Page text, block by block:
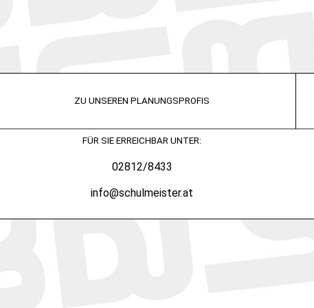
ZU UNSEREN PLANUNGSPROFIS
FÜR SIE ERREICHBAR UNTER:
02812/8433
info@schulmeister.at